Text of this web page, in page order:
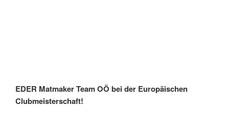
EDER Matmaker Team OÖ bei der Europäischen
Clubmeisterschaft!